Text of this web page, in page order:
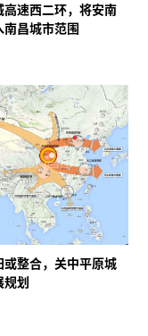
高速西二环，将安南
南昌城市范围
或整合，关中平原城
规划